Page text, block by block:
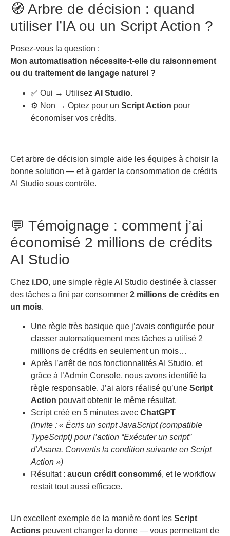
🧭 Arbre de décision : quand
utiliser l’IA ou un Script Action ?
Posez-vous la question :
Mon automatisation nécessite-t-elle du raisonnement
ou du traitement de langage naturel ?
✅ Oui → Utilisez AI Studio.
⚙️ Non → Optez pour un Script Action pour
économiser vos crédits.
Cet arbre de décision simple aide les équipes à choisir la
bonne solution — et à garder la consommation de crédits
AI Studio sous contrôle.
💬 Témoignage : comment j’ai
économisé 2 millions de crédits
AI Studio
Chez i.DO, une simple règle AI Studio destinée à classer
des tâches a fini par consommer 2 millions de crédits en
un mois.
Une règle très basique que j’avais configurée pour
classer automatiquement mes tâches a utilisé 2
millions de crédits en seulement un mois…
Après l’arrêt de nos fonctionnalités AI Studio, et
grâce à l’Admin Console, nous avons identifié la
règle responsable. J’ai alors réalisé qu’une Script
Action pouvait obtenir le même résultat.
Script créé en 5 minutes avec ChatGPT
(Invite : « Écris un script JavaScript (compatible
TypeScript) pour l’action “Exécuter un script”
d’Asana. Convertis la condition suivante en Script
Action »)
Résultat : aucun crédit consommé, et le workflow
restait tout aussi efficace.
Un excellent exemple de la manière dont les Script
Actions peuvent changer la donne — vous permettant de